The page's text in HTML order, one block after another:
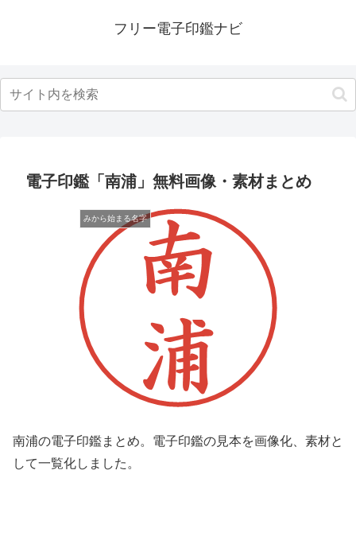
フリー電子印鑑ナビ
電子印鑑「南浦」無料画像・素材まとめ
みから始まる名字
南浦の電子印鑑まとめ。電子印鑑の見本を画像化、素材と
して一覧化しました。